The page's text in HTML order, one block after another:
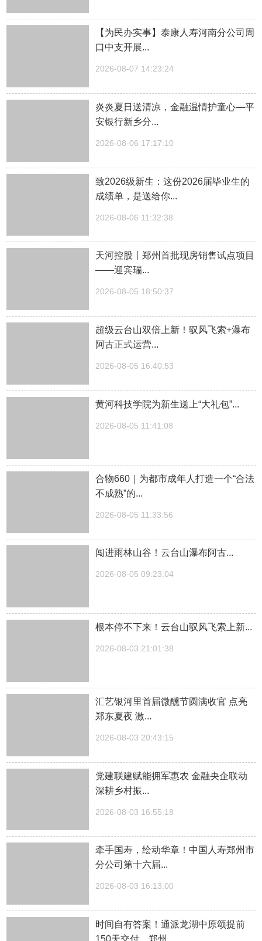
【为民办实事】泰康人寿河南分公司周
口中支开展...
2026-08-07 14:23:24
炎炎夏日送清凉，金融温情护童心—平
安银行新乡分...
2026-08-06 17:17:10
致2026级新生：这份2026届毕业生的
成绩单，是送给你...
2026-08-06 11:32:38
天河控股丨郑州首批现房销售试点项目
——迎宾瑞...
2026-08-05 18:50:37
超级云台山双倍上新！驭风飞索+瀑布
阿古正式运营...
2026-08-05 16:40:53
黄河科技学院为新生送上“大礼包”...
2026-08-05 11:41:08
合物660｜为都市成年人打造一个“合法
不成熟”的...
2026-08-05 11:33:56
闯进雨林山谷！云台山瀑布阿古...
2026-08-05 09:23:04
根本停不下来！云台山驭风飞索上新...
2026-08-03 21:01:38
汇艺银河里首届微醺节圆满收官 点亮
郑东夏夜 激...
2026-08-03 20:43:15
党建联建赋能拥军惠农 金融央企联动
深耕乡村振...
2026-08-03 16:55:18
牵手国寿，绘动华章！中国人寿郑州市
分公司第十六届...
2026-08-03 16:13:00
时间自有答案！通派龙湖中原颂提前
150天交付，郑州...